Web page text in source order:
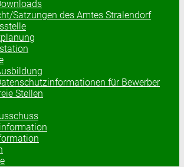
Satzungen des Amtes Stralendorf
für Bewerber
Stellen